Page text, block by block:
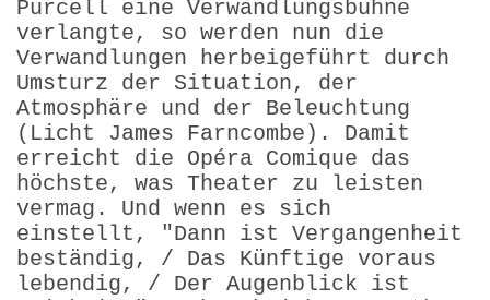
Purcell eine Verwand­lungsbühne
verlangte, so werden nun die
Verwandlungen herbeigeführt durch
Umsturz der Situation, der
Atmosphäre und der Beleuchtung
(Licht James Farncombe). Damit
erreicht die Opéra Comique das
höchste, was Theater zu leisten
vermag. Und wenn es sich
einstellt, "Dann ist Vergangenheit
beständig, / Das Künftige voraus
lebendig, / Der Augenblick ist